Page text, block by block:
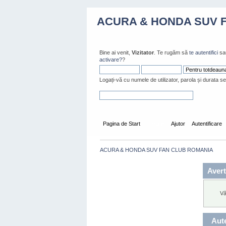
ACURA & HONDA SUV
Bine ai venit, Vizitator . Te rugăm să te autentifici
activare??
Logați-vă cu numele de utilizator, parola și durata
Pagina de Start Ajutor Autentificare
ACURA & HONDA SUV FAN CLUB ROMANIA